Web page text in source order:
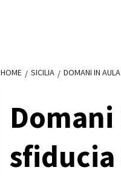
HOME SICILIA DOMANI IN
sfiducia